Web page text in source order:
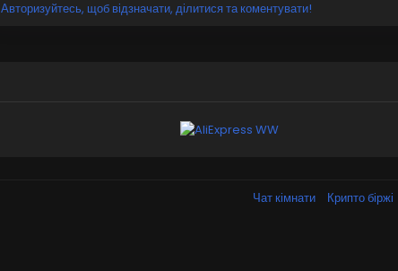
Авторизуйтесь, щоб відзначати, ділитися та коментувати!
Чат кімнати Крипто біржі